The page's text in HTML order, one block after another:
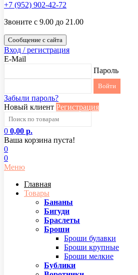
+7 (952) 902-42-72
Звоните с 9.00 до 21.00
Сообщение с сайта
Вход / регистрация
E-Mail
Пароль
Забыли пароль?
Новый клиент Регистрация
0 0,00 р.
Ваша корзина пуста!
0
0
Меню
Главная
Товары
Бананы
Бигуди
Браслеты
Броши
Броши булавки
Броши крупные
Броши мелкие
Бублики